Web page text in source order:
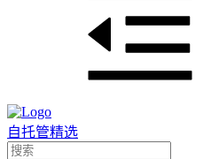
自托管精选